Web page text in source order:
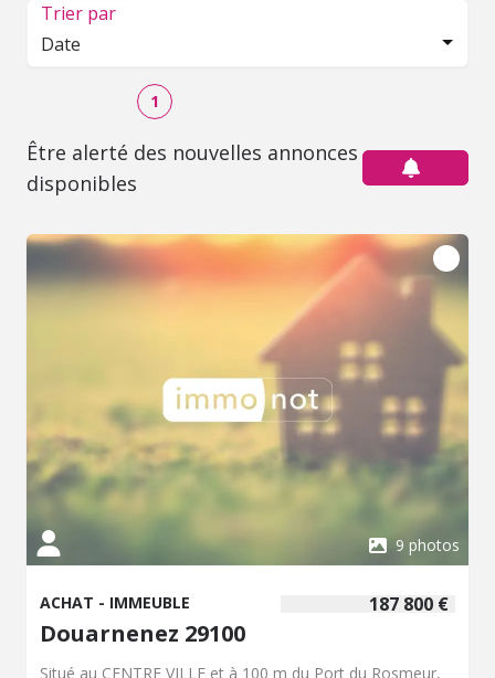
Trier par
Date
1
Être alerté des nouvelles annonces
disponibles
9 photos
187 800 €
ACHAT - IMMEUBLE
Douarnenez 29100
Situé au CENTRE VILLE et à 100 m du Port du Rosmeur,